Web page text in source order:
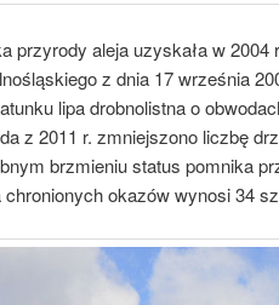
przyrody aleja uzyskała w
z dnia 17 września
lipa drobnolistna o
z 2011 r. zmniejszono liczbę
brzmieniu status pomnika
chronionych okazów wynosi 34